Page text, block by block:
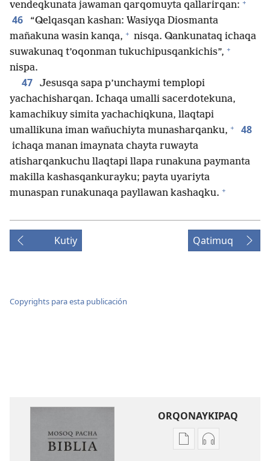
vendeqkunata jawaman qarqomuyta qallarirqan: +
46
“Qelqasqan kashan: Wasiyqa Diosmanta
mañakuna wasin kanqa, + nisqa. Qankunataq ichaqa
suwakunaq t’oqonman tukuchipusqankichis”, +
nispa.
47
Jesusqa sapa p’unchaymi templopi
yachachisharqan. Ichaqa umalli sacerdotekuna,
kamachikuy simita yachachiqkuna, llaqtapi
umallikuna iman wañuchiyta munasharqanku, + 48
ichaqa manan imaynata chayta ruwayta
atisharqankuchu llaqtapi llapa runakuna paymanta
makilla kashasqankurayku; payta uyariyta
munaspan runakunaqa payllawan kashaqku. +
Kutiy Qatimuq
Copyrights para esta publicación
ORQONAYKIPAQ
Kaypi Kaypin